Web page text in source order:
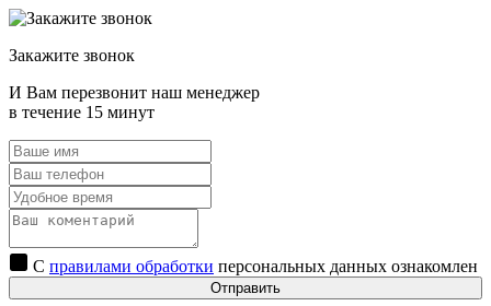
Закажите звонок
И Вам перезвонит наш менеджер
в течение 15 минут
С правилами обработки персональных данных ознакомлен
Отправить